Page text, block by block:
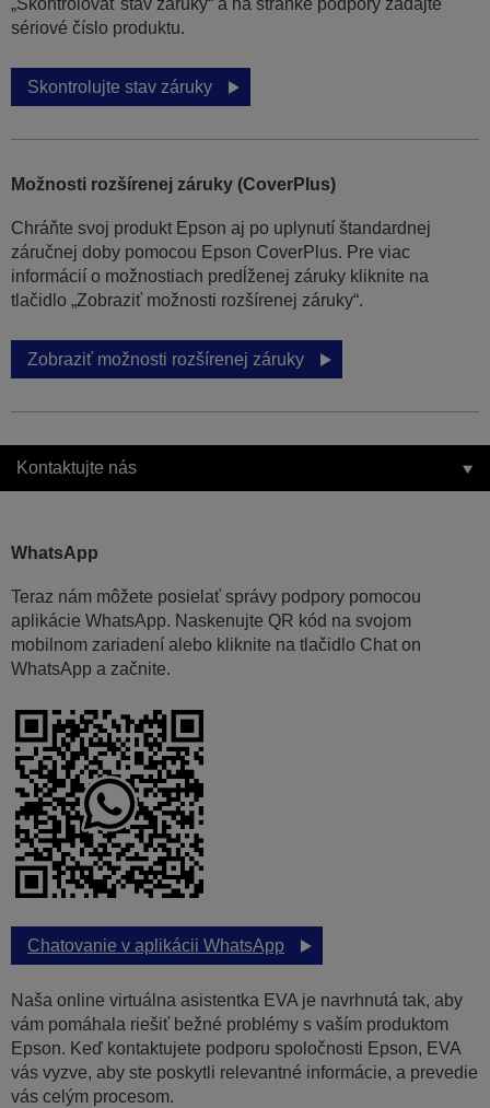
„Skontrolovať stav záruky“ a na stránke podpory zadajte
sériové číslo produktu.
Skontrolujte stav záruky
Možnosti rozšírenej záruky (CoverPlus)
Chráňte svoj produkt Epson aj po uplynutí štandardnej
záručnej doby pomocou Epson CoverPlus. Pre viac
informácií o možnostiach predĺženej záruky kliknite na
tlačidlo „Zobraziť možnosti rozšírenej záruky“.
Zobraziť možnosti rozšírenej záruky
Kontaktujte nás
WhatsApp
Teraz nám môžete posielať správy podpory pomocou
aplikácie WhatsApp. Naskenujte QR kód na svojom
mobilnom zariadení alebo kliknite na tlačidlo Chat on
WhatsApp a začnite.
Chatovanie v aplikácii WhatsApp
Naša online virtuálna asistentka EVA je navrhnutá tak, aby
vám pomáhala riešiť bežné problémy s vaším produktom
Epson. Keď kontaktujete podporu spoločnosti Epson, EVA
vás vyzve, aby ste poskytli relevantné informácie, a prevedie
vás celým procesom.